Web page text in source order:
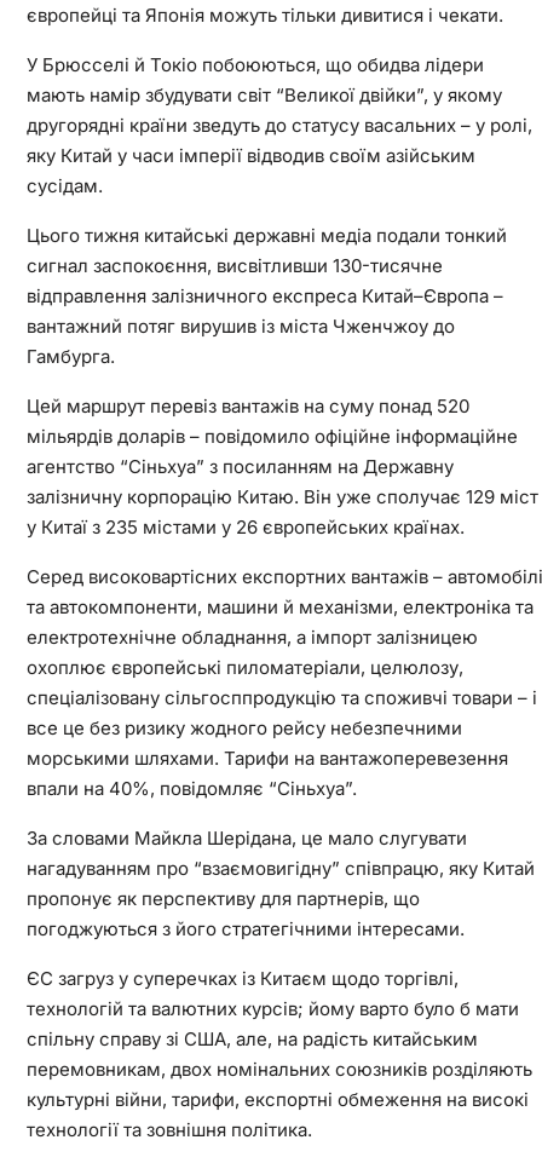
європейці та Японія можуть тільки дивитися і чекати.
У Брюсселі й Токіо побоюються, що обидва лідери
мають намір збудувати світ “Великої двійки”, у якому
другорядні країни зведуть до статусу васальних – у ролі,
яку Китай у часи імперії відводив своїм азійським
сусідам.
Цього тижня китайські державні медіа подали тонкий
сигнал заспокоєння, висвітливши 130-тисячне
відправлення залізничного експреса Китай–Європа –
вантажний потяг вирушив із міста Чженчжоу до
Гамбурга.
Цей маршрут перевіз вантажів на суму понад 520
мільярдів доларів – повідомило офіційне інформаційне
агентство “Сіньхуа” з посиланням на Державну
залізничну корпорацію Китаю. Він уже сполучає 129 міст
у Китаї з 235 містами у 26 європейських країнах.
Серед високовартісних експортних вантажів – автомобілі
та автокомпоненти, машини й механізми, електроніка та
електротехнічне обладнання, а імпорт залізницею
охоплює європейські пиломатеріали, целюлозу,
спеціалізовану сільгосппродукцію та споживчі товари – і
все це без ризику жодного рейсу небезпечними
морськими шляхами. Тарифи на вантажоперевезення
впали на 40%, повідомляє “Сіньхуа”.
За словами Майкла Шерідана, це мало слугувати
нагадуванням про “взаємовигідну” співпрацю, яку Китай
пропонує як перспективу для партнерів, що
погоджуються з його стратегічними інтересами.
ЄС загруз у суперечках із Китаєм щодо торгівлі,
технологій та валютних курсів; йому варто було б мати
спільну справу зі США, але, на радість китайським
перемовникам, двох номінальних союзників розділяють
культурні війни, тарифи, експортні обмеження на високі
технології та зовнішня політика.